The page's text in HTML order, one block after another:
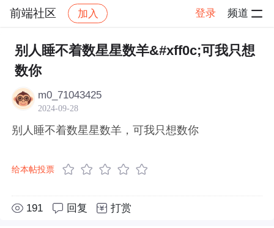
前端社区 加入 登录 频道
社区 前端社区 感慨 帖子详情
别人睡不着数星星数羊&#xff0c;可我只想
数你
m0_71043425
2024-09-28
别人睡不着数星星数羊，可我只想数你
给本帖投票
191 回复 打赏